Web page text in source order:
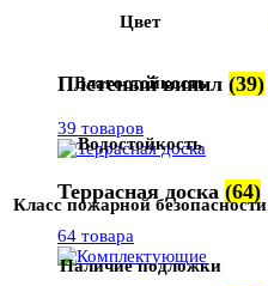
Плетеный винил (39)
39 товаров
Террасная доска (64)
64 товара
Цвет
Влагостойкость
Водостойкость
Класс пожарной безопасности
Наличие подложки